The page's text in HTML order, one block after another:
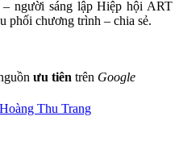
– người sáng lập Hiệp hội ART
phối chương trình – chia sẻ.
ưu tiên trên Google
Thu Trang